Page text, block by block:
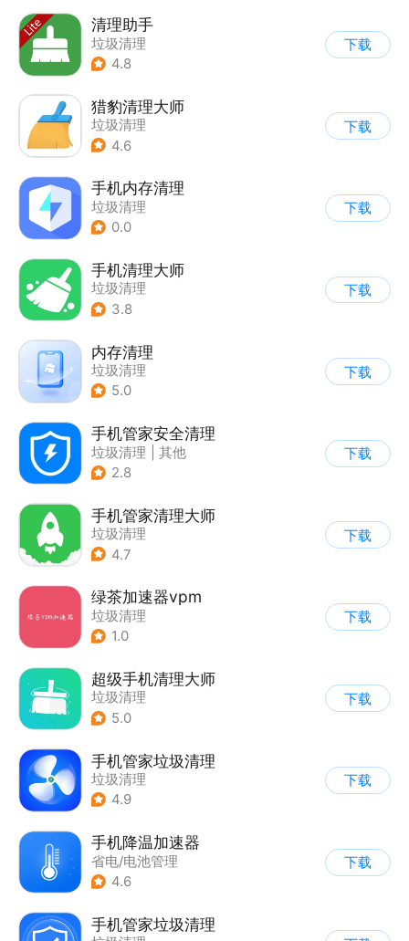
清理助手
垃圾清理
4.8
下载
猎豹清理大师
垃圾清理
4.6
下载
手机内存清理
垃圾清理
0.0
下载
手机清理大师
垃圾清理
3.8
下载
内存清理
垃圾清理
5.0
下载
手机管家安全清理
垃圾清理
其他
2.8
下载
手机管家清理大师
垃圾清理
4.7
下载
绿茶加速器vpm
垃圾清理
1.0
下载
超级手机清理大师
垃圾清理
5.0
下载
手机管家垃圾清理
垃圾清理
4.9
下载
手机降温加速器
省电/电池管理
| 垃圾清理
4.6
下载
手机管家垃圾清理